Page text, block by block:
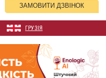
ЗАМОВИТИ ДЗВІНОК
ГРУЗІЯ